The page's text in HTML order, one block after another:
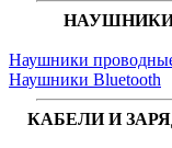
Наушники
Наушники Bluetooth
КАБЕЛИ И